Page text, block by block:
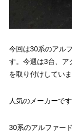
今回は30系のアル
す。今週は3台、ア
を取り付けしていま
人気のメーカーです
30系のアルファー